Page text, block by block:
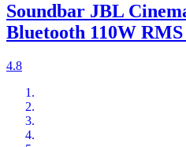
Soundbar JBL
Bluetooth 110W
4.8